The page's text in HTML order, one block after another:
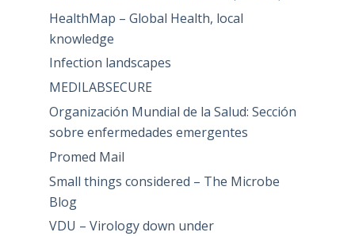
HealthMap – Global Health, local
knowledge
Infection landscapes
MEDILABSECURE
Organización Mundial de la Salud: Sección
sobre enfermedades emergentes
Promed Mail
Small things considered – The Microbe
Blog
VDU – Virology down under